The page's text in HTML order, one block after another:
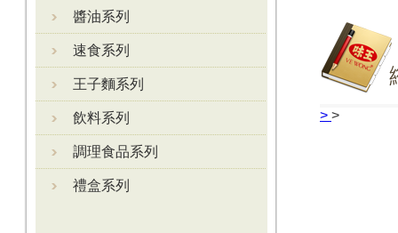
醬油系列
速食系列
王子麵系列
飲料系列
調理食品系列
禮盒系列
> >